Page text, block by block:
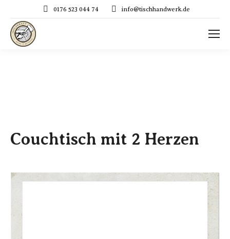
0176 523 044 74 info@tischhandwerk.de
Couchtisch mit 2 Herzen